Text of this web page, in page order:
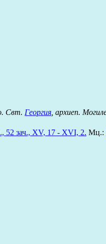
Свт. Георгия , архиеп.
52 зач., XV, 17 - XVI, 2. Мц.: